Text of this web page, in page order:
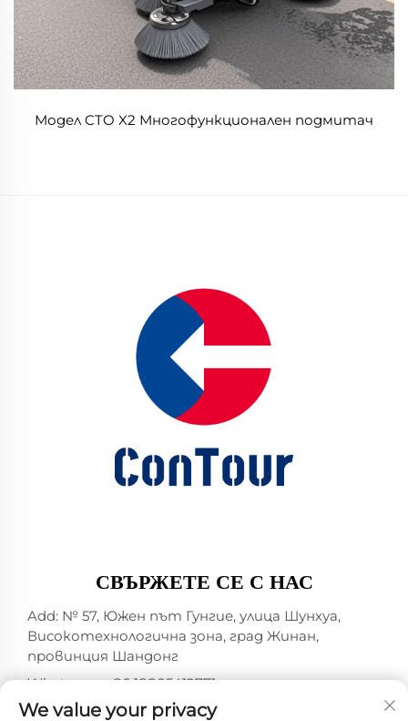
Модел CTO X2 Многофункционален подмитач
СВЪРЖЕТЕ СЕ С НАС
Add: № 57, Южен път Гунгие, улица Шунхуа,
Високотехнологична зона, град Жинан,
провинция Шандонг
Whatsapp:+86 18805412771
+1（314）5989651
We value your privacy